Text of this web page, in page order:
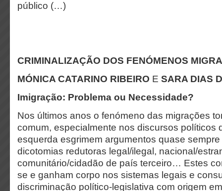
público (…)
CRIMINALIZAÇÃO DOS FENÓMENOS
MÓNICA CATARINO RIBEIRO E SARA DIAS
Imigração: Problema ou Necessidade?
Nos últimos anos o fenómeno das migrações
comum, especialmente nos discursos políticos
esquerda esgrimem argumentos quase
dicotomias redutoras legal/ilegal, nacional/
comunitário/cidadão de país terceiro… Estes
se e ganham corpo nos sistemas legais e
discriminação político-legislativa com origem